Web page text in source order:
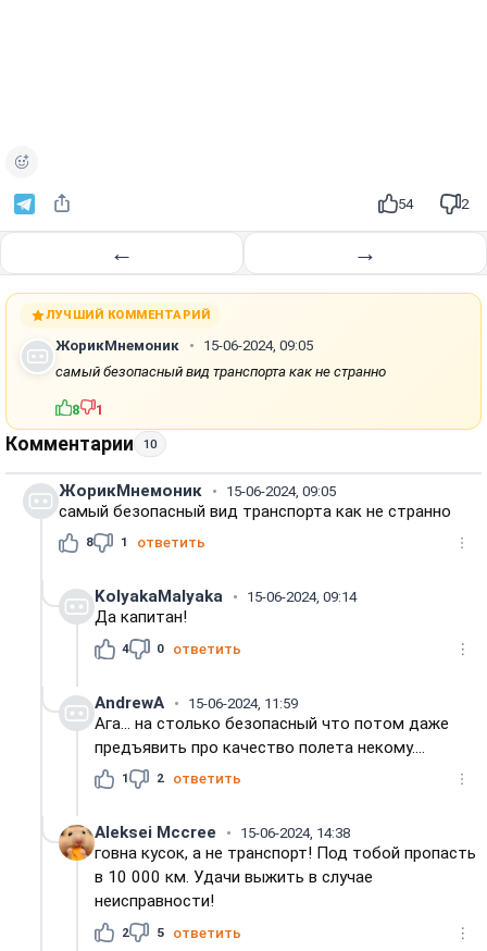
54 2
← →
ЛУЧШИЙ КОММЕНТАРИЙ
ЖорикМнемоник
15-06-2024, 09:05
самый безопасный вид транспорта как не странно
8 1
Комментарии 10
ЖорикМнемоник 15-06-2024, 09:05
самый безопасный вид транспорта как не странно
8 1 ответить
KolyakaMalyaka 15-06-2024, 09:14
Да капитан!
4 0 ответить
AndrewA 15-06-2024, 11:59
Ага... на столько безопасный что потом даже
предъявить про качество полета некому....
1 2 ответить
Aleksei Mccree 15-06-2024, 14:38
говна кусок, а не транспорт! Под тобой пропасть
в 10 000 км. Удачи выжить в случае
неисправности!
2 5 ответить